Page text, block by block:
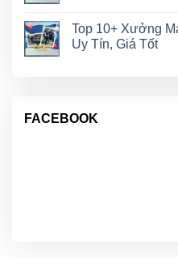
Top 10+ Xưởng
Uy Tín, Giá Tốt
FACEBOOK